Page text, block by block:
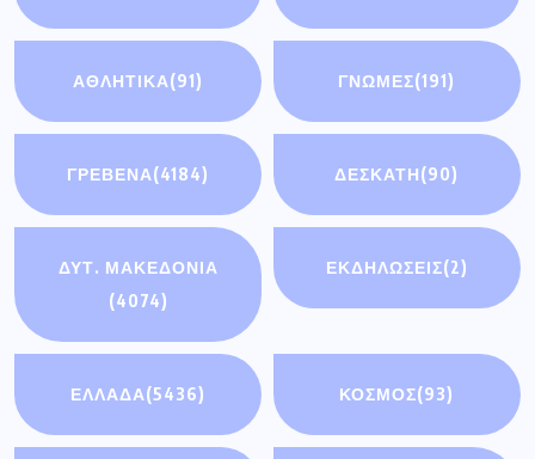
ΑΘΛΗΤΙΚΆ(91) ΓΝΩΜΕΣ(191)
ΓΡΕΒΕΝΑ(4184) ΔΕΣΚΑΤΗ(90)
ΔΥΤ. ΜΑΚΕΔΟΝΙΑ
(4074)
ΕΚΔΗΛΩΣΕΙΣ(2)
ΕΛΛΑΔΑ(5436) ΚΟΣΜΟΣ(93)